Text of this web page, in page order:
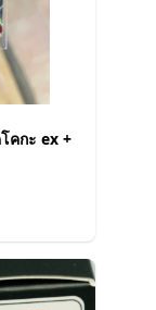
คกะ ex +